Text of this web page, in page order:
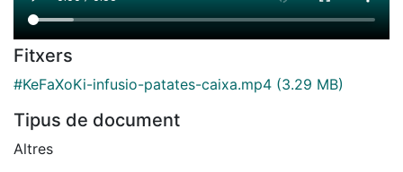
Fitxers
#KeFaXoKi-infusio-patates-caixa.mp4 (3.29 MB)
Tipus de document
Altres